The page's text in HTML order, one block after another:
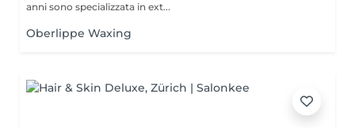
anni sono specializzata in ext...
Oberlippe Waxing